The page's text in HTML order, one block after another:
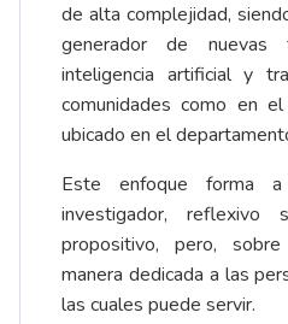
de alta complejidad,
generador de nuevas
inteligencia artificial y
comunidades como en
ubicado en el
Este enfoque forma
investigador,
propositivo, pero,
manera dedicada a las
las cuales puede servir.